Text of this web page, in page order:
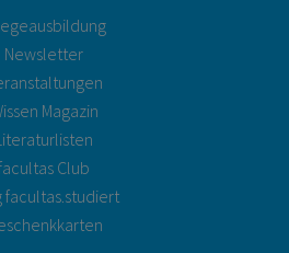
Newsletter
Magazin
Club
facultas.studiert